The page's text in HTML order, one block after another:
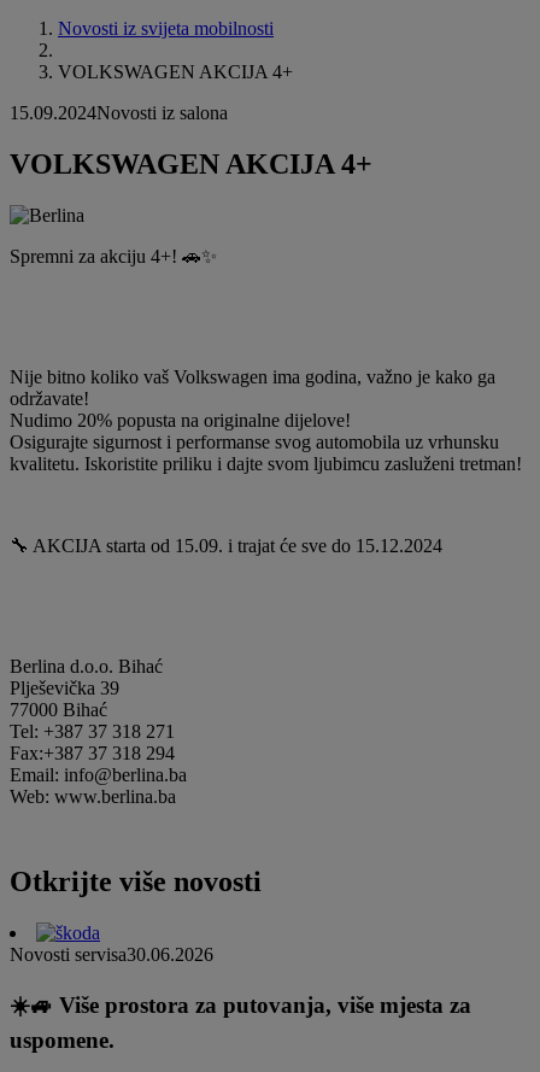
Novosti iz svijeta mobilnosti
VOLKSWAGEN AKCIJA 4+
15.09.2024Novosti iz salona
VOLKSWAGEN AKCIJA 4+
Spremni za akciju 4+! 🚗✨
Nije bitno koliko vaš Volkswagen ima godina, važno je kako ga
održavate!
Nudimo 20% popusta na originalne dijelove!
Osigurajte sigurnost i performanse svog automobila uz vrhunsku
kvalitetu. Iskoristite priliku i dajte svom ljubimcu zasluženi tretman!
🔧 AKCIJA starta od 15.09. i trajat će sve do 15.12.2024
Berlina d.o.o. Bihać
Plješevička 39
77000 Bihać
Tel: +387 37 318 271
Fax:+387 37 318 294
Email: info@berlina.ba
Web: www.berlina.ba
Otkrijte više novosti
Novosti servisa30.06.2026
☀️🚙 Više prostora za putovanja, više mjesta za
uspomene.